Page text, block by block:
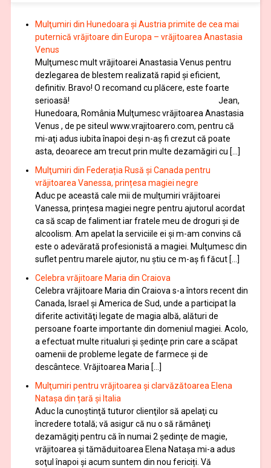
Mulţumiri din Hunedoara și Austria primite de cea mai
puternică vrăjitoare din Europa – vrăjitoarea Anastasia
Venus
Mulţumesc mult vrăjitoarei Anastasia Venus pentru
dezlegarea de blestem realizată rapid și eficient,
definitiv. Bravo! O recomand cu plăcere, este foarte
serioasă! Jean,
Hunedoara, România Mulţumesc vrăjitoarea Anastasia
Venus , de pe siteul www.vrajitoarero.com, pentru că
mi-aţi adus iubita înapoi deşi n-aş fi crezut că poate
asta, deoarece am trecut prin multe dezamăgiri cu […]
Mulţumiri din Federația Rusă și Canada pentru
vrăjitoarea Vanessa, prințesa magiei negre
Aduc pe această cale mii de mulţumiri vrăjitoarei
Vanessa, prințesa magiei negre pentru ajutorul acordat
ca să scap de faliment iar fratele meu de droguri și de
alcoolism. Am apelat la serviciile ei şi m-am convins că
este o adevărată profesionistă a magiei. Mulţumesc din
suflet pentru marele ajutor, nu știu ce m-aș fi făcut […]
Celebra vrăjitoare Maria din Craiova
Celebra vrăjitoare Maria din Craiova s-a întors recent din
Canada, Israel şi America de Sud, unde a participat la
diferite activităţi legate de magia albă, alături de
persoane foarte importante din domeniul magiei. Acolo,
a efectuat multe ritualuri şi şedinţe prin care a scăpat
oamenii de probleme legate de farmece şi de
descântece. Vrăjitoarea Maria […]
Mulţumiri pentru vrăjitoarea și clarvăzătoarea Elena
Natașa din țară și Italia
Aduc la cunoştinţă tuturor clienţilor să apelaţi cu
încredere totală; vă asigur că nu o să rămâneţi
dezamăgiţi pentru că în numai 2 şedinţe de magie,
vrăjitoarea și tămăduitoarea Elena Natașa mi-a adus
soţul înapoi și acum suntem din nou fericiți. Vă